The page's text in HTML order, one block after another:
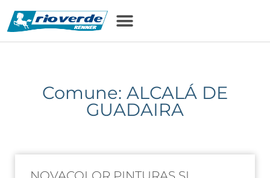
Comune: ALCALÁ DE
GUADAIRA